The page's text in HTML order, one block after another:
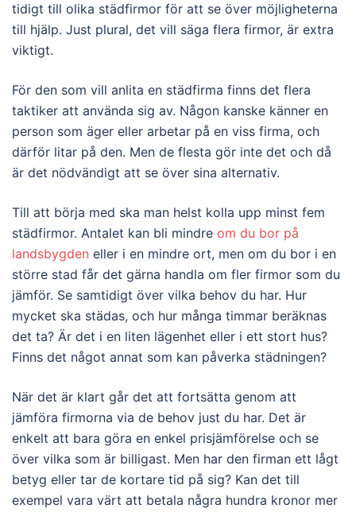
tidigt till olika städfirmor för att se över möjligheterna
till hjälp. Just plural, det vill säga flera firmor, är extra
viktigt.
För den som vill anlita en städfirma finns det flera
taktiker att använda sig av. Någon kanske känner en
person som äger eller arbetar på en viss firma, och
därför litar på den. Men de flesta gör inte det och då
är det nödvändigt att se över sina alternativ.
Till att börja med ska man helst kolla upp minst fem
städfirmor. Antalet kan bli mindre om du bor på
landsbygden eller i en mindre ort, men om du bor i en
större stad får det gärna handla om fler firmor som du
jämför. Se samtidigt över vilka behov du har. Hur
mycket ska städas, och hur många timmar beräknas
det ta? Är det i en liten lägenhet eller i ett stort hus?
Finns det något annat som kan påverka städningen?
När det är klart går det att fortsätta genom att
jämföra firmorna via de behov just du har. Det är
enkelt att bara göra en enkel prisjämförelse och se
över vilka som är billigast. Men har den firman ett lågt
betyg eller tar de kortare tid på sig? Kan det till
exempel vara värt att betala några hundra kronor mer